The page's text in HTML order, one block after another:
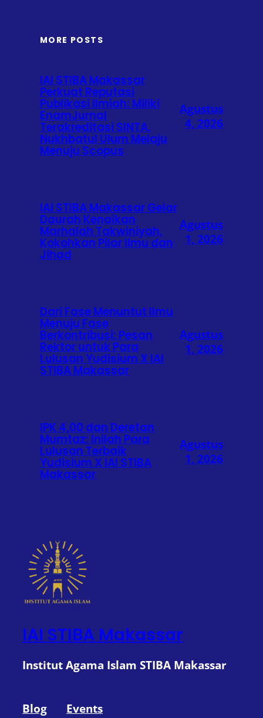
MORE POSTS
IAI STIBA Makassar
Perkuat Reputasi
Publikasi Ilmiah: Miliki
EnamJurnal
Terakreditasi SINTA,
Nukhbatul Ulum Melaju
Menuju Scopus
Agustus
4, 2026
IAI STIBA Makassar Gelar
Daurah Kenaikan
Marhalah Takwiniyah,
Kokohkan Pilar Ilmu dan
Jihad
Agustus
1, 2026
Dari Fase Menuntut Ilmu
Menuju Fase
Berkontribusi: Pesan
Rektor untuk Para
Lulusan Yudisium X IAI
STIBA Makassar
Agustus
1, 2026
IPK 4,00 dan Deretan
Mumtaz: Inilah Para
Lulusan Terbaik
Yudisium X IAI STIBA
Makassar
Agustus
1, 2026
IAI STIBA Makassar
Institut Agama Islam STIBA Makassar
Blog
Events